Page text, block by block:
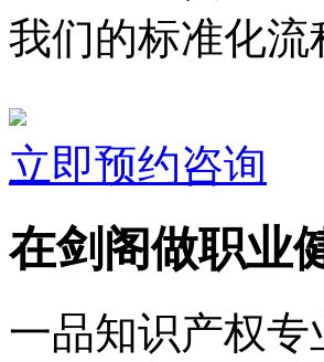
我们的标准化流
立即预约咨询
在剑阁做职业
一品知识产权